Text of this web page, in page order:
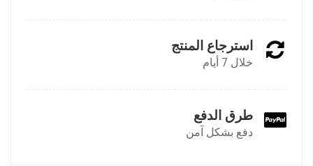
استرجاع المنتج
خلال 7 أيام
طرق الدفع
دفع بشكل آمن